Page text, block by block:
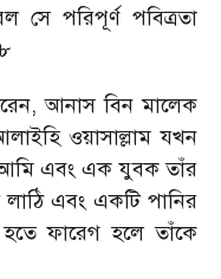
সে পরিপূর্ণ পবিত্রতা
আনাস বিন মালেক
ওয়াসাল্লাম যখন
আমি এবং এক যুবক তাঁর
এবং একটি পানির
ফারেগ হলে তাঁকে